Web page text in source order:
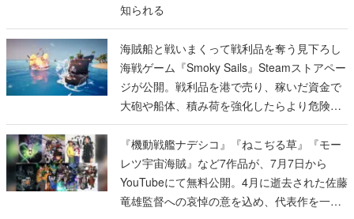
知られる
海賊船と戦いまくって戦利品を奪う見下ろし
海戦ゲーム『Smoky Sails』Steamストアペー
ジが公開。戦利品を港で売り、稼いだ資金で
大砲や船体、積み荷を強化したらより危険な
海域へ
『機動戦艦ナデシコ』『ねこぢる草』『モー
レツ宇宙海賊』など7作品が、7月7日から
YouTubeにて無料公開。4月に逝去された佐藤
竜雄監督への哀悼の意を込め、代表作を一挙